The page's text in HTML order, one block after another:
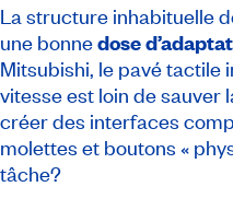
La structure inhabituelle
une bonnedose
Mitsubishi, le pavé tactile
vitesse est loin de sauver
créer des interfaces
molettes et boutons «
tâche?